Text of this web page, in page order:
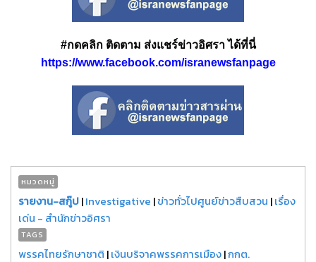
#กดคลิก ติดตาม ส่งแชร์ข่าวอิศรา ได้ที่นี่
https://www.facebook.com/isranewsfanpage
หมวดหมู่
รายงาน-สกู๊ป|Investigative |ข่าวทั่วไปศูนย์ข่าวสืบสวน |เรื่อง
เด่น - สำนักข่าวอิศรา
TAGS
พรรคไทยรักษาชาติ |เงินบริจาคพรรคการเมือง|กกต.